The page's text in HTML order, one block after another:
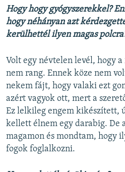
Hogy hogy gyógyszerekkel?
hogy néhányan azt
kerülhettél ilyen magas
Volt egy névtelen levél, hogy
nem rang. Ennek köze nem
nekem fájt, hogy valaki ezt
azért vagyok ott, mert a
Ez lelkileg engem kikészített,
kellett élnem egy darabig. De
magamon és mondtam, hogy
fogok foglalkozni.